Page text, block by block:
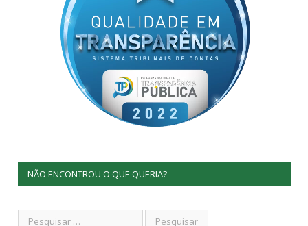
NÃO ENCONTROU O QUE QUERIA?